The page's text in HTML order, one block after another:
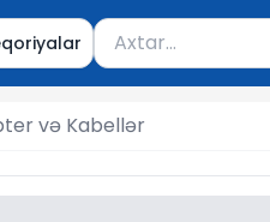
Məhsul axtar
Axtarış üçün ən
və Kabellər